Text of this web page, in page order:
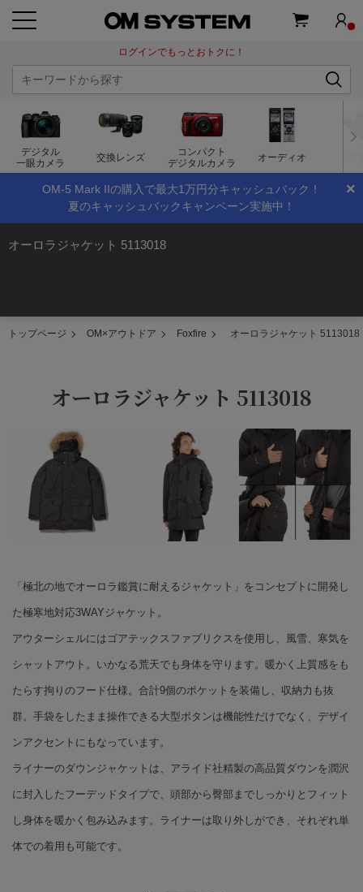
ログインでもっとおトクに！
デジタル
一眼カメラ
交換レンズ
コンパクト
デジタルカメラ
オーディオ
×
OM-5 Mark IIの購入で最大1万円分キャッシュバック！
夏のキャッシュバックキャンペーン実施中！
オーロラジャケット 5113018
トップページ OM×アウトドア Foxfire オーロラジャケット 5113018
オーロラジャケット 5113018
「極北の地でオーロラ鑑賞に耐えるジャケット」をコンセプトに開発し
た極寒地対応3WAYジャケット。
アウターシェルにはゴアテックスファブリクスを使用し、風雪、寒気を
シャットアウト。いかなる荒天でも身体を守ります。暖かく上質感をも
たらす拘りのフード仕様。合計9個のポケットを装備し、収納力も抜
群。手袋をしたまま操作できる大型ボタンは機能性だけでなく、デザイ
ンアクセントにもなっています。
ライナーのダウンジャケットは、アライド社精製の高品質ダウンを潤沢
に封入したフーデッドタイプで、頭部から臀部までしっかりとフィット
し身体を暖かく包み込みます。ライナーは取り外しができ、それぞれ単
体での着用も可能です。